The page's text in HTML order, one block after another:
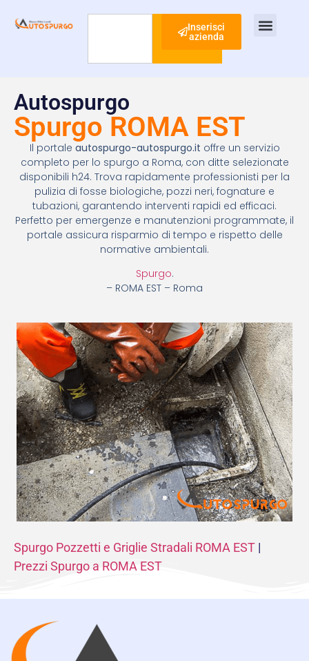
Cerca
Inserisci
azienda
Autospurgo
Spurgo ROMA EST
Il portale autospurgo-autospurgo.it offre un servizio
completo per lo spurgo a Roma, con ditte selezionate
disponibili h24. Trova rapidamente professionisti per la
pulizia di fosse biologiche, pozzi neri, fognature e
tubazioni, garantendo interventi rapidi ed efficaci.
Perfetto per emergenze e manutenzioni programmate, il
portale assicura risparmio di tempo e rispetto delle
normative ambientali.
Spurgo.
– ROMA EST – Roma
Spurgo Pozzetti e Griglie Stradali ROMA EST |
Prezzi Spurgo a ROMA EST